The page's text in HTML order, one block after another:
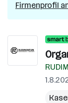
Firmenprofil